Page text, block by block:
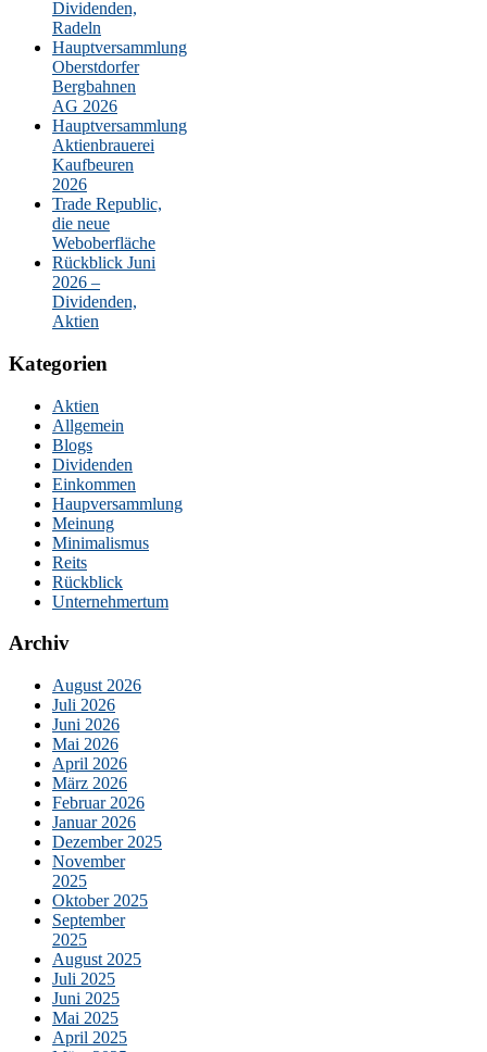
Dividenden,
Radeln
Hauptversammlung
Oberstdorfer
Bergbahnen
AG 2026
Hauptversammlung
Aktienbrauerei
Kaufbeuren
2026
Trade Republic,
die neue
Weboberfläche
Rückblick Juni
2026 –
Dividenden,
Aktien
Kategorien
Aktien
Allgemein
Blogs
Dividenden
Einkommen
Haupversammlung
Meinung
Minimalismus
Reits
Rückblick
Unternehmertum
Archiv
August 2026
Juli 2026
Juni 2026
Mai 2026
April 2026
März 2026
Februar 2026
Januar 2026
Dezember 2025
November
2025
Oktober 2025
September
2025
August 2025
Juli 2025
Juni 2025
Mai 2025
April 2025